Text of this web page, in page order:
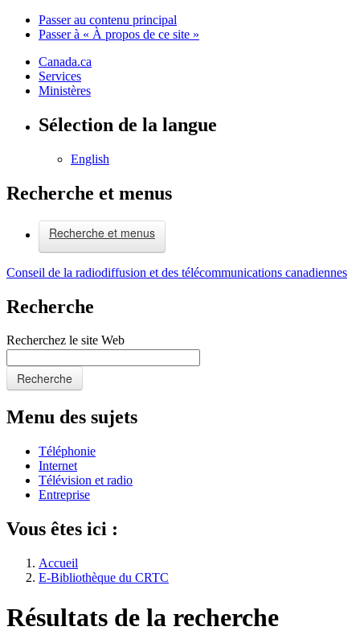
Passer au contenu principal
Passer à « À propos de ce site »
Canada.ca
Services
Ministères
Sélection de la langue
English
Recherche et menus
Recherche et menus
Conseil de la radiodiffusion et des télécommunications canadiennes
Recherche
Recherchez le site Web
Recherche
Menu des sujets
Téléphonie
Internet
Télévision et radio
Entreprise
Vous êtes ici :
Accueil
E-Bibliothèque du CRTC
Résultats de la recherche